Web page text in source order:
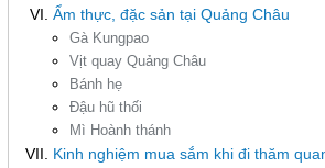
Ẩm thực, đặc sản tại Quảng Châu
Gà Kungpao
Vịt quay Quảng Châu
Bánh hẹ
Đậu hũ thối
Mì Hoành thánh
Kinh nghiệm mua sắm khi đi thăm